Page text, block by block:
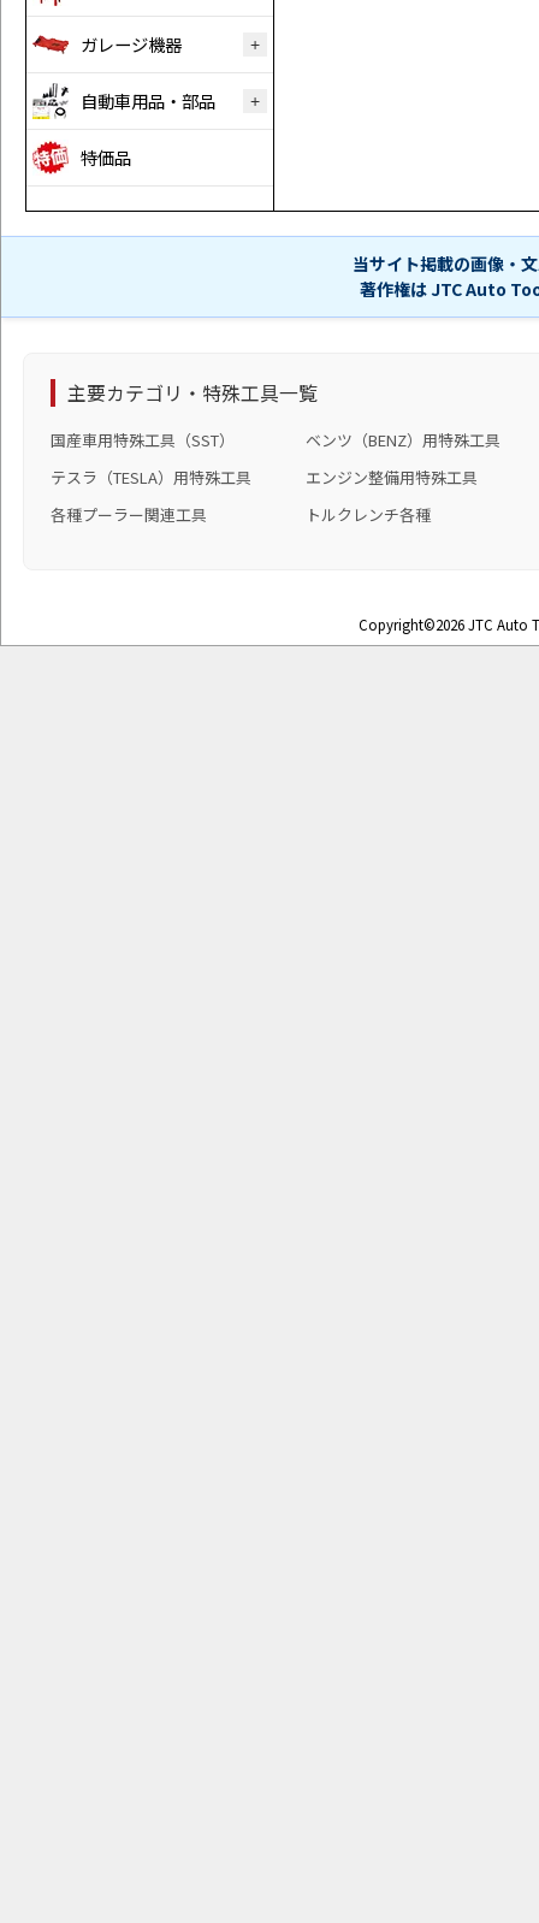
ガレージ機器
自動車用品・部品
特価品
当サイト掲載の画像・
著作権は JTC Auto
主要カテゴリ・特殊工具一覧
国産車用特殊工具（SST）
ベンツ（BENZ）用特殊工具
テスラ（TESLA）用特殊工具
エンジン整備用特殊工具
各種プーラー関連工具
トルクレンチ各種
Copyright©2026 JTC Auto